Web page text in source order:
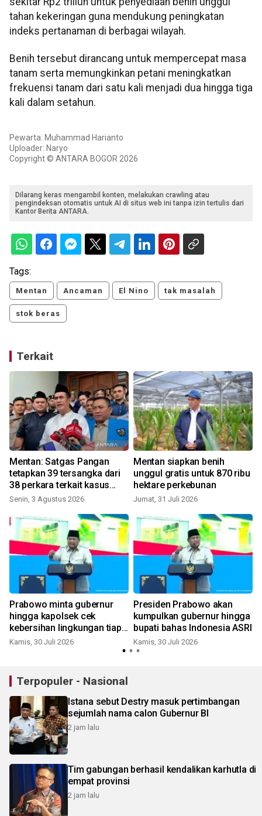
tahan kekeringan guna mendukung peningkatan
indeks pertanaman di berbagai wilayah.
Benih tersebut dirancang untuk mempercepat masa
tanam serta memungkinkan petani meningkatkan
frekuensi tanam dari satu kali menjadi dua hingga tiga
kali dalam setahun.
Pewarta: Muhammad Harianto
Uploader: Naryo
Copyright © ANTARA BOGOR 2026
Dilarang keras mengambil konten, melakukan crawling atau
pengindeksan otomatis untuk AI di situs web ini tanpa izin tertulis dari
Kantor Berita ANTARA.
Tags:
Mentan Ancaman El Nino tak masalah
stok beras
Terkait
Mentan: Satgas Pangan
tetapkan 39 tersangka dari
38 perkara terkait kasus
perberasan
Senin, 3 Agustus 2026
Mentan siapkan benih
unggul gratis untuk 870 ribu
hektare perkebunan
Jumat, 31 Juli 2026
Prabowo minta gubernur
hingga kapolsek cek
kebersihan lingkungan tiap
hari
Kamis, 30 Juli 2026
Presiden Prabowo akan
kumpulkan gubernur hingga
bupati bahas Indonesia ASRI
Kamis, 30 Juli 2026
Terpopuler - Nasional
Istana sebut Destry masuk pertimbangan
sejumlah nama calon Gubernur BI
2 jam lalu
Tim gabungan berhasil kendalikan karhutla di
empat provinsi
2 jam lalu